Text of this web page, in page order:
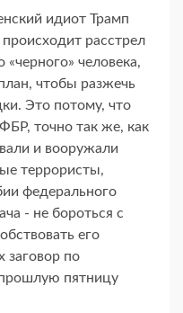
идиот Трамп
расстрел
человека,
чтобы разжечь
Это потому, что
точно так же, как
и вооружали
террористы,
федерального
- не бороться с
его
заговор по
пятницу